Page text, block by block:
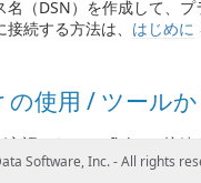
名（DSN）を作成して、プ
続する方法は、 はじめに
の使用 / ツール
言語からSnowflake に接続
るインターフェースにつ
Software, Inc. - All rights